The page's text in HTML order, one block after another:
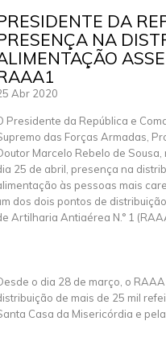
DA
NA
Abr 2020
Presidente da República e
das Forças Armadas,
Marcelo Rebelo de Sousa,
25 de abril, presença na
às pessoas mais
dos dois pontos de
Artilharia Antiaérea N.° 1
o dia 28 de março, o
de mais de 25 mil
Casa da Misericórdia e